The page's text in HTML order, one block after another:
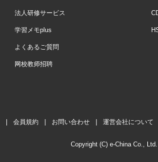
法人研修サービス
学習メモplus
よくあるご質問
网校教师招聘
会員規約 お問い合わせ 運営会社について
Copyright (C) e-China Co.,